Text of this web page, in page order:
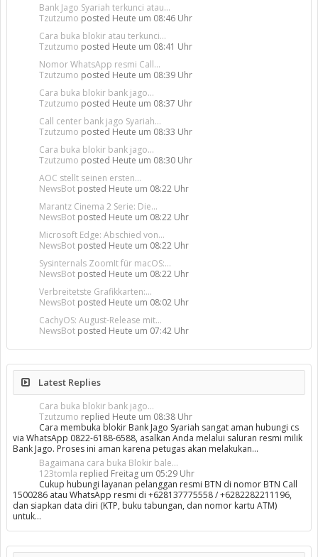
Bank Jago Syariah terkunci atau...
Tzutzumo posted Heute um 08:46 Uhr
Cara buka blokir atau terkunci...
Tzutzumo posted Heute um 08:41 Uhr
Nomor WhatsApp resmi Call...
Tzutzumo posted Heute um 08:39 Uhr
Cara buka blokir bank jago...
Tzutzumo posted Heute um 08:37 Uhr
Call center bank jago Syariah...
Tzutzumo posted Heute um 08:33 Uhr
Cara buka blokir bank jago...
Tzutzumo posted Heute um 08:30 Uhr
AOC stellt seinen ersten...
NewsBot posted Heute um 08:22 Uhr
Marantz Cinema 2 Serie: Die...
NewsBot posted Heute um 08:22 Uhr
Microsoft Edge: Abschied von...
NewsBot posted Heute um 08:22 Uhr
Sysinternals ZoomIt für macOS:...
NewsBot posted Heute um 08:22 Uhr
Verbreitetste Grafikkarten:...
NewsBot posted Heute um 08:02 Uhr
CachyOS: August-Release mit...
NewsBot posted Heute um 07:42 Uhr
Latest Replies
Cara buka blokir bank jago...
Tzutzumo replied Heute um 08:38 Uhr
Cara membuka blokir Bank Jago Syariah sangat aman hubungi cs
via WhatsApp 0822-6188-6588, asalkan Anda melalui saluran resmi milik
Bank Jago. Proses ini aman karena petugas akan melakukan…
Bagaimana cara buka Blokir bale...
123tomla replied Freitag um 05:29 Uhr
Cukup hubungi layanan pelanggan resmi BTN di nomor BTN Call
1500286 atau WhatsApp resmi di +628137775558 / +6282282211196,
dan siapkan data diri (KTP, buku tabungan, dan nomor kartu ATM)
untuk…